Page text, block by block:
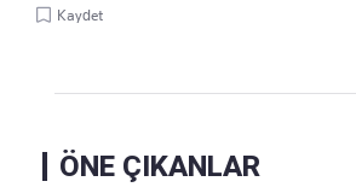
Kaydet
ÖNE ÇIKANLAR